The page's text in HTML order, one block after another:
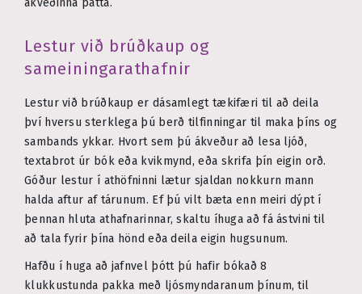
ákveðinna þátta.
Lestur við brúðkaup og
sameiningarathafnir
Lestur við brúðkaup er dásamlegt tækifæri til að deila
því hversu sterklega þú berð tilfinningar til maka þíns og
sambands ykkar. Hvort sem þú ákveður að lesa ljóð,
textabrot úr bók eða kvikmynd, eða skrifa þín eigin orð.
Góður lestur í athöfninni lætur sjaldan nokkurn mann
halda aftur af tárunum. Ef þú vilt bæta enn meiri dýpt í
þennan hluta athafnarinnar, skaltu íhuga að fá ástvini til
að tala fyrir þína hönd eða deila eigin hugsunum.
Hafðu í huga að jafnvel þótt þú hafir bókað 8
klukkustunda pakka með ljósmyndaranum þínum, til